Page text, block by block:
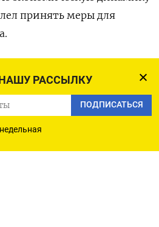
РАССЫЛКУ
ПОДПИСАТЬСЯ
принять меры для
НА ТЕЛЕГРАМ